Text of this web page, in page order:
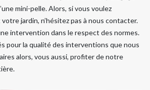
mini-pelle. Alors, si vous voulez
jardin, n’hésitez pas à nous contacter.
intervention dans le respect des normes.
pour la qualité des interventions que nous
alors, vous aussi, profiter de notre